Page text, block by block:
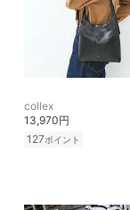
collex
13,970円
127ポイント